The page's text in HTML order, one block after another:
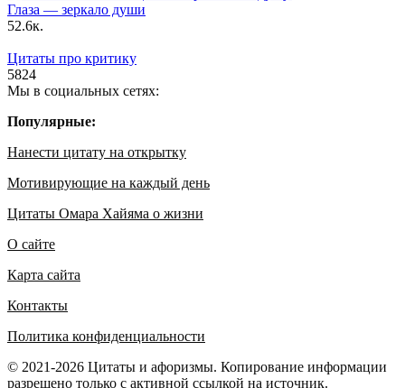
Глаза — зеркало души
52.6к.
Цитаты про критику
5824
Мы в социальных сетях:
Популярные:
Нанести цитату на открытку
Мотивирующие на каждый день
Цитаты Омара Хайяма о жизни
О сайте
Карта сайта
Контакты
Политика конфиденциальности
© 2021-2026 Цитаты и афоризмы. Копирование информации
разрешено только с активной ссылкой на источник.